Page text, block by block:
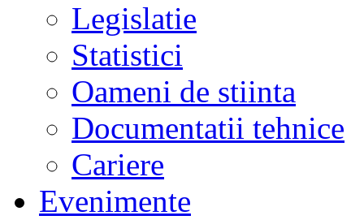
Legislatie
Statistici
Oameni de stiinta
Documentatii tehnice
Cariere
Evenimente